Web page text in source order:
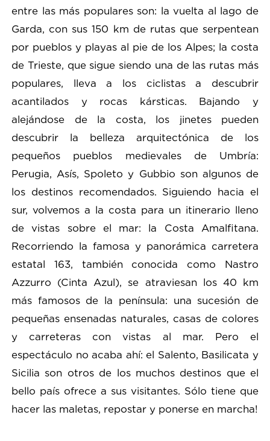
entre las más populares son: la vuelta al lago de
Garda, con sus 150 km de rutas que serpentean
por pueblos y playas al pie de los Alpes; la costa
de Trieste, que sigue siendo una de las rutas más
populares, lleva a los ciclistas a descubrir
acantilados y rocas kársticas. Bajando y
alejándose de la costa, los jinetes pueden
descubrir la belleza arquitectónica de los
pequeños pueblos medievales de Umbría:
Perugia, Asís, Spoleto y Gubbio son algunos de
los destinos recomendados. Siguiendo hacia el
sur, volvemos a la costa para un itinerario lleno
de vistas sobre el mar: la Costa Amalfitana.
Recorriendo la famosa y panorámica carretera
estatal 163, también conocida como Nastro
Azzurro (Cinta Azul), se atraviesan los 40 km
más famosos de la península: una sucesión de
pequeñas ensenadas naturales, casas de colores
y carreteras con vistas al mar. Pero el
espectáculo no acaba ahí: el Salento, Basilicata y
Sicilia son otros de los muchos destinos que el
bello país ofrece a sus visitantes. Sólo tiene que
hacer las maletas, repostar y ponerse en marcha!